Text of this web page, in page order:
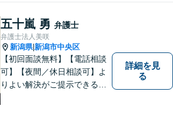
語も丁寧に解説いたします。
個人の方も法人の方も、お気
軽にご相談ください。
五十嵐 勇 弁護士
弁護士法人美咲
新潟県|新潟市中央区
【初回面談無料】【電話相談
可】【夜間／休日相談可】よ
りよい解決がご提示できるよ
詳細を見
る